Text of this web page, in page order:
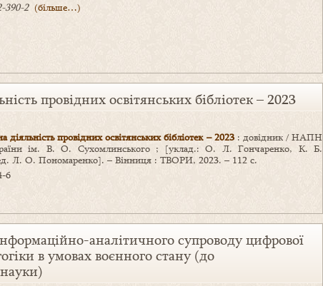
390-2 (більше…)
провідних освітянських бібліотек – 2023
діяльність провідних освітянських бібліотек – 2023: довідник / НАПН
ім. В. О. Сухомлинського ; [уклад.: О. Л. Гончаренко, К. Б.
Л. О. Пономаренко]. – Вінниця : ТВОРИ, 2023. – 112 c.
6
аналітичного супроводу цифрової
в умовах воєнного стану (до